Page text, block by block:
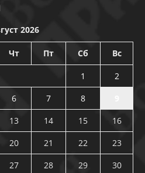
2026
Чт Пт Сб Вс
1
2
6 7 8
13 14 15
16
20 21 22
23
27 28 29
30